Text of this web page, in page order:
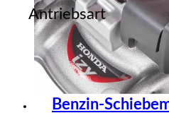
Antriebsart
Benzin-